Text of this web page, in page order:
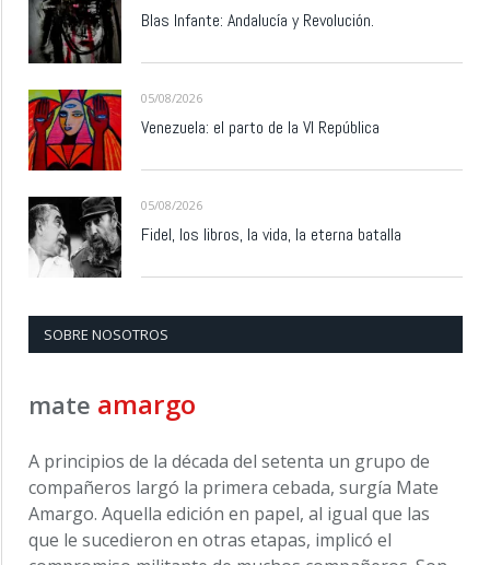
Blas Infante: Andalucía y Revolución.
05/08/2026
Venezuela: el parto de la VI República
05/08/2026
Fidel, los libros, la vida, la eterna batalla
SOBRE NOSOTROS
mate amargo
A principios de la década del setenta un grupo de
compañeros largó la primera cebada, surgía Mate
Amargo. Aquella edición en papel, al igual que las
que le sucedieron en otras etapas, implicó el